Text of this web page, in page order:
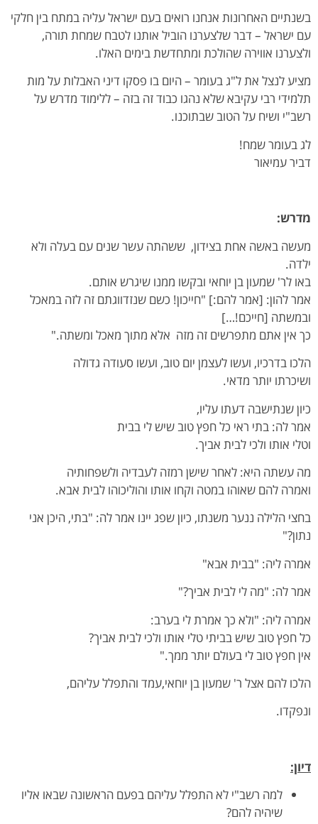
בשנתיים האחרונות אנחנו רואים בעם ישראל עליה במתח בין חלקי
עם ישראל – דבר שלצערנו הוביל אותנו לטבח שמחת תורה,
ולצערנו אווירה שהולכת ומתחדשת בימים האלו.
מציע לנצל את ל"ג בעומר – היום בו פסקו דיני האבלות על מות
תלמידי רבי עקיבא שלא נהגו כבוד זה בזה – ללימוד מדרש על
רשב"י ושיח על הטוב שבתוכנו.
לג בעומר שמח!
דביר עמיאור
מדרש:
מעשה באשה אחת בצידון, ששהתה עשר שנים עם בעלה ולא
ילדה.
באו לר' שמעון בן יוחאי ובקשו ממנו שיגרש אותם.
אמר להון: [אמר להם:] "חייכון! כשם שנזדווגתם זה לזה במאכל
ובמשתה [חייכם!…]
כך אין אתם מתפרשים זה מזה אלא מתוך מאכל ומשתה."
הלכו בדרכיו, ועשו לעצמן יום טוב, ועשו סעודה גדולה
ושיכרתו יותר מדאי.
כיון שנתישבה דעתו עליו,
אמר לה: בתי ראי כל חפץ טוב שיש לי בבית
וטלי אותו ולכי לבית אביך.
מה עשתה היא: לאחר שישן רמזה לעבדיה ולשפחותיה
ואמרה להם שאוהו במטה וקחו אותו והוליכוהו לבית אבא.
בחצי הלילה ננער משנתו, כיון שפג יינו אמר לה: "בתי, היכן אני
נתון?"
אמרה ליה: "בבית אבא"
אמר לה: "מה לי לבית אביך?"
אמרה ליה: "ולא כך אמרת לי בערב:
כל חפץ טוב שיש בביתי טלי אותו ולכי לבית אביך?
אין חפץ טוב לי בעולם יותר ממך."
הלכו להם אצל ר' שמעון בן יוחאי,עמד והתפלל עליהם,
ונפקדו.
דיון:
למה רשב"י לא התפלל עליהם בפעם הראשונה שבאו אליו
שיהיה להם?